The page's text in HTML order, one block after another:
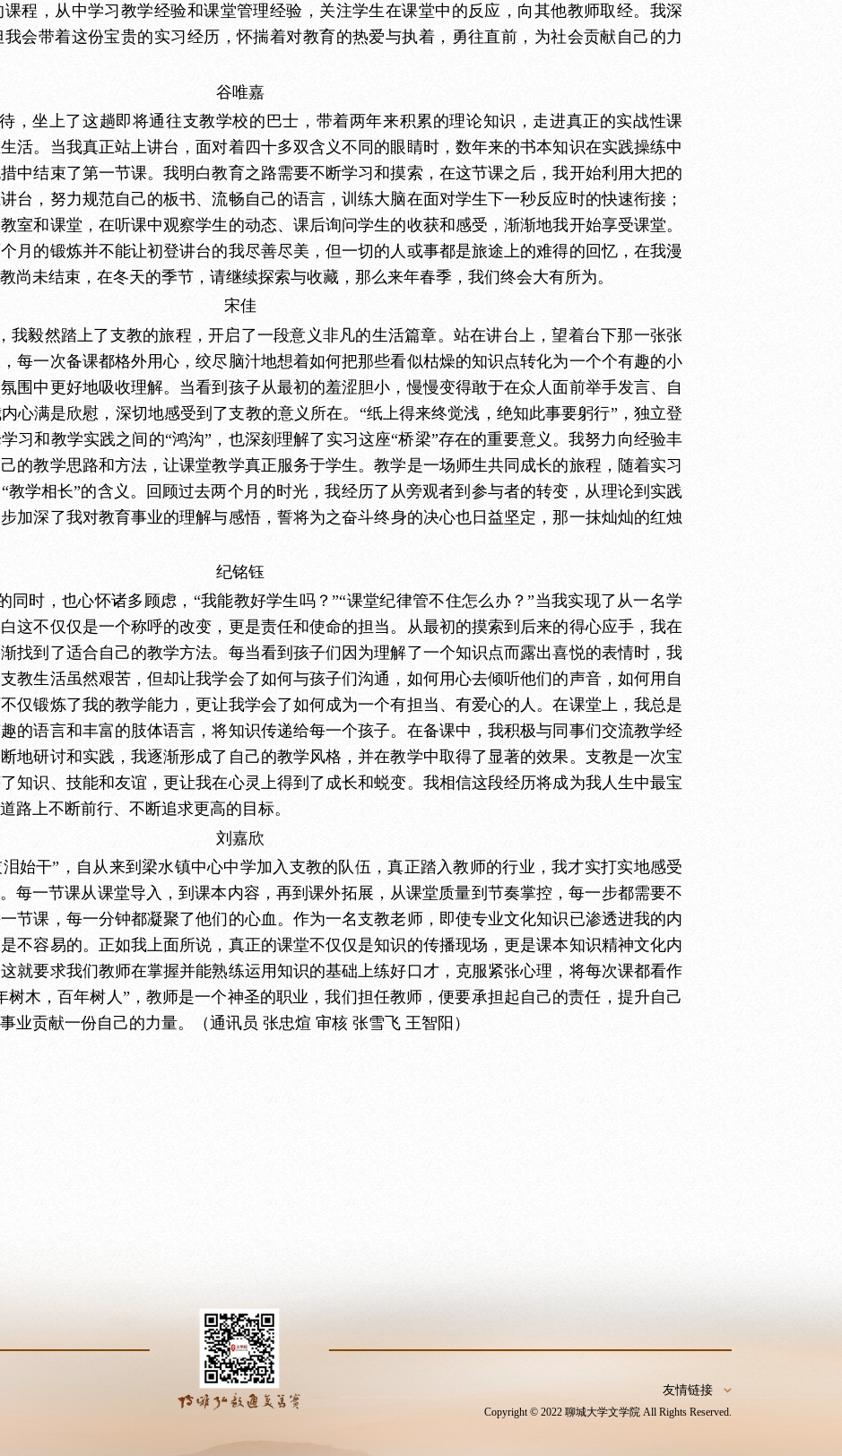
程，从中学习教学经验和课堂管理经验，关注学生在课堂中的反应，向其他教师取经。我深
会带着这份宝贵的实习经历，怀揣着对教育的热爱与执着，勇往直前，为社会贡献自己的力
谷唯嘉
，坐上了这趟即将通往支教学校的巴士，带着两年来积累的理论知识，走进真正的实战性课
活。当我真正站上讲台，面对着四十多双含义不同的眼睛时，数年来的书本知识在实践操练中
中结束了第一节课。我明白教育之路需要不断学习和摸索，在这节课之后，我开始利用大把的
台，努力规范自己的板书、流畅自己的语言，训练大脑在面对学生下一秒反应时的快速衔接；
室和课堂，在听课中观察学生的动态、课后询问学生的收获和感受，渐渐地我开始享受课堂。
月的锻炼并不能让初登讲台的我尽善尽美，但一切的人或事都是旅途上的难得的回忆，在我漫
尚未结束，在冬天的季节，请继续探索与收藏，那么来年春季，我们终会大有所为。
宋佳
我毅然踏上了支教的旅程，开启了一段意义非凡的生活篇章。站在讲台上，望着台下那一张张
每一次备课都格外用心，绞尽脑汁地想着如何把那些看似枯燥的知识点转化为一个个有趣的小
围中更好地吸收理解。当看到孩子从最初的羞涩胆小，慢慢变得敢于在众人面前举手发言、自
心满是欣慰，深切地感受到了支教的意义所在。 “纸上得来终觉浅，绝知此事要躬行”，独立登
习和教学实践之间的“鸿沟”，也深刻理解了实习这座“桥梁”存在的重要意义。我努力向经验丰
的教学思路和方法，让课堂教学真正服务于学生。教学是一场师生共同成长的旅程，随着实习
教学相长”的含义。回顾过去两个月的时光，我经历了从旁观者到参与者的转变，从理论到实践
加深了我对教育事业的理解与感悟，誓将为之奋斗终身的决心也日益坚定，那一抹灿灿的红烛
纪铭钰
同时，也心怀诸多顾虑， “我能教好学生吗？”“课堂纪律管不住怎么办？”当我实现了从一名学
这不仅仅是一个称呼的改变，更是责任和使命的担当。从最初的摸索到后来的得心应手，我在
找到了适合自己的教学方法。每当看到孩子们因为理解了一个知识点而露出喜悦的表情时，我
教生活虽然艰苦，但却让我学会了如何与孩子们沟通，如何用心去倾听他们的声音，如何用自
仅锻炼了我的教学能力，更让我学会了如何成为一个有担当、有爱心的人。在课堂上，我总是
的语言和丰富的肢体语言，将知识传递给每一个孩子。在备课中，我积极与同事们交流教学经
地研讨和实践，我逐渐形成了自己的教学风格，并在教学中取得了显著的效果。支教是一次宝
知识、技能和友谊，更让我在心灵上得到了成长和蜕变。我相信这段经历将成为我人生中最宝
路上不断前行、不断追求更高的目标。
刘嘉欣
始干”，自从来到梁水镇中心中学加入支教的队伍，真正踏入教师的行业，我才实打实地感受
每一节课从课堂导入，到课本内容，再到课外拓展，从课堂质量到节奏掌控，每一步都需要不
节课，每一分钟都凝聚了他们的心血。作为一名支教老师，即使专业文化知识已渗透进我的内
不容易的。正如我上面所说，真正的课堂不仅仅是知识的传播现场，更是课本知识精神文化内
就要求我们教师在掌握并能熟练运用知识的基础上练好口才，克服紧张心理，将每次课都看作
树木，百年树人”，教师是一个神圣的职业，我们担任教师，便要承担起自己的责任，提升自己
业贡献一份自己的力量。（通讯员 张忠煊 审核 张雪飞 王智阳）
友情链接
Copyright © 2022 聊城大学文学院 All Rights Reserved.